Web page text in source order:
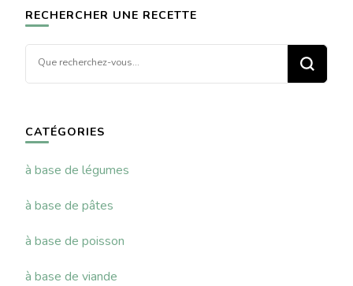
RECHERCHER UNE RECETTE
CATÉGORIES
à base de légumes
à base de pâtes
à base de poisson
à base de viande